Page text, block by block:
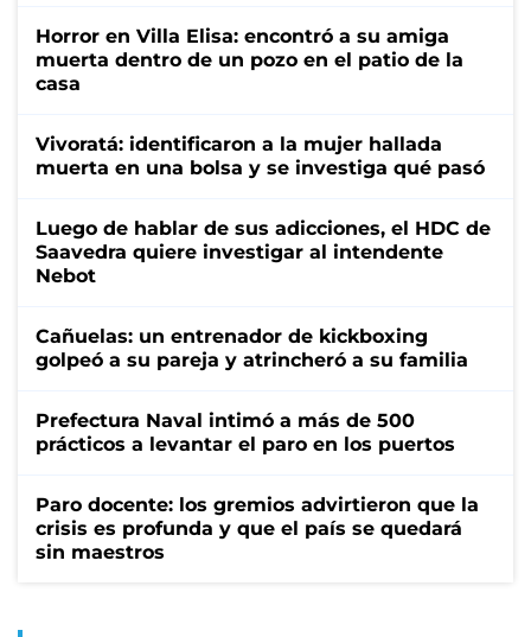
Horror en Villa Elisa: encontró a su amiga
muerta dentro de un pozo en el patio de la
casa
Vivoratá: identificaron a la mujer hallada
muerta en una bolsa y se investiga qué pasó
Luego de hablar de sus adicciones, el HDC de
Saavedra quiere investigar al intendente
Nebot
Cañuelas: un entrenador de kickboxing
golpeó a su pareja y atrincheró a su familia
Prefectura Naval intimó a más de 500
prácticos a levantar el paro en los puertos
Paro docente: los gremios advirtieron que la
crisis es profunda y que el país se quedará
sin maestros